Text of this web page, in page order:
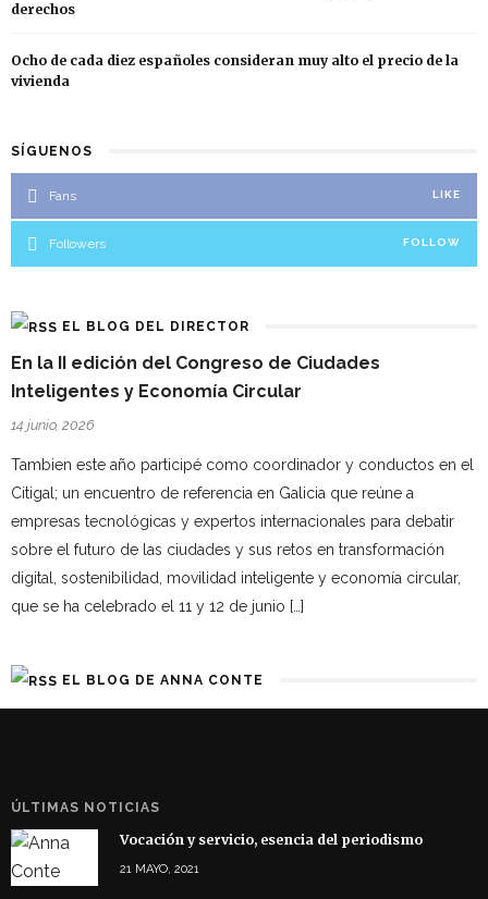
derechos
Ocho de cada diez españoles consideran muy alto el precio de la
vivienda
SÍGUENOS
Fans LIKE
Followers FOLLOW
EL BLOG DEL DIRECTOR
En la II edición del Congreso de Ciudades
Inteligentes y Economía Circular
14 junio, 2026
Tambien este año participé como coordinador y conductos en el
Citigal; un encuentro de referencia en Galicia que reúne a
empresas tecnológicas y expertos internacionales para debatir
sobre el futuro de las ciudades y sus retos en transformación
digital, sostenibilidad, movilidad inteligente y economía circular,
que se ha celebrado el 11 y 12 de junio […]
EL BLOG DE ANNA CONTE
ÚLTIMAS NOTICIAS
Vocación y servicio, esencia del periodismo
21 MAYO, 2021